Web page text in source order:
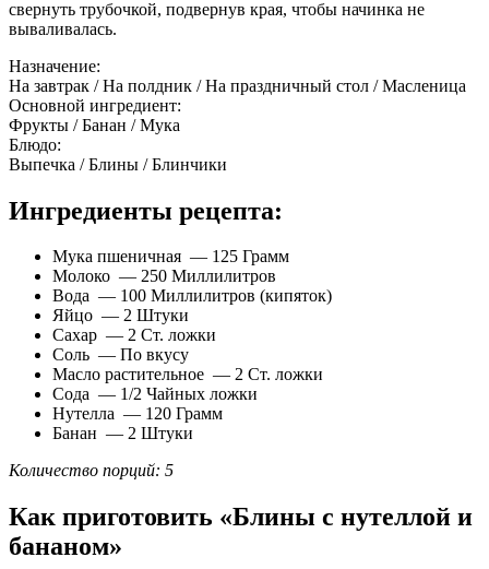
свернуть трубочкой, подвернув края, чтобы начинка не
вываливалась.
Назначение:
На завтрак / На полдник / На праздничный стол / Масленица
Основной ингредиент:
Фрукты / Банан / Мука
Блюдо:
Выпечка / Блины / Блинчики
Ингредиенты рецепта:
Мука пшеничная — 125 Грамм
Молоко — 250 Миллилитров
Вода — 100 Миллилитров (кипяток)
Яйцо — 2 Штуки
Сахар — 2 Ст. ложки
Соль — По вкусу
Масло растительное — 2 Ст. ложки
Сода — 1/2 Чайных ложки
Нутелла — 120 Грамм
Банан — 2 Штуки
Количество порций: 5
Как приготовить «Блины с нутеллой и
бананом»